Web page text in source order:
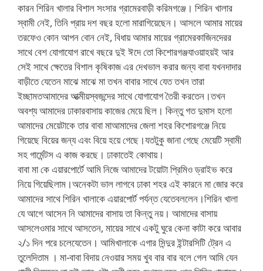
কারন শিরিন খালার বিশাল সংসার গ্রামেরবাড়ী করিমগঞ্জে। শিরিন খালার
স্বামী নেই, তিনি প্রায় দশ বছর হলো মারাগিয়েছেন। আসলে আমার মায়ের
তরফেও কোন আপন বোন নেই, বিধায় আমার মায়ের গ্রামেরকাজিনদেরর
সাথে বেশ যোগাযোগ রাখে বছরে দুই ঈদে তো কিশোরগঞ্জযাওয়াহয়ই আর
সেই সাথে ক্ষেতের বিশাল কৃষিকাজ এর দেখভাল করার জন্য বাবা যখনদাদার
বাড়ীতে যেতেন মাঝে মাঝে মা তখন বাবার সাথে যেত তখন তারা
ইচ্ছামতআমাদের আত্মীয়স্বজন্দের সাথে যোগাযোগ তৈরী করতেন।তখন
অবশ্য আমাদের ঢাকারবাসায় কাজের মেয়ে ছিল। কিন্তু গত দুমাস হলো
আমাদের মেয়েটাকে তার বাবা মাআমাদের জেলা শহর কিশোরগঞ্জে নিয়ে
গিয়েছে বিয়ের জন্য এবং বিয়ে হয়ে গেছে।যতটুকু জানা গেছে মেয়েটি স্বামী
সহ গার্মেন্টস এ কাজ করছে। ঢাকাতেই কোথায়।
বাবা মা কে এয়ারপোর্টে আমি নিজে আমাদের টয়োটা প্রিমিও ড্রাইভ করে
নিয়ে গিয়েছিলাম।অনেকটা ভাল লাগবে ঢাকা শহর এই কারনে মা জোর করে
আমাদের সাথে শিরিন খালাকে এয়ারপোর্ট পর্যন্ত যেতেবললেন।শিরিন খালা
যে আগে আসেন নি আমাদের বাসায় তা কিন্তু নয়। আমাদের বাসায়
আসলেওমার সাথে আসতেন, মায়ের সাথে একটু ঘুরে কেনা কাটা করে আবার
২/১ দিন পরে চলেযেতেন। আমিখালাকে এগার সিন্দুর ইন্টারসিটি ট্রেন এ
তুলেদিতাম । মা-বাবা বিদায় নেওয়ার সময় খুব বার বার বলে গেল আমি যেন